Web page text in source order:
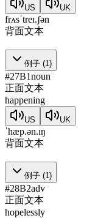
US UK
frʌsˈtreɪ.ʃən
背面文本
例子 (1)
#27B1noun
正面文本
happening
US UK
ˈhæp.ən.ɪŋ
背面文本
例子 (1)
#28B2adv
正面文本
hopelessly